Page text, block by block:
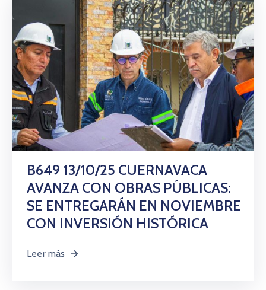
B649 13/10/25 CUERNAVACA
AVANZA CON OBRAS PÚBLICAS:
SE ENTREGARÁN EN NOVIEMBRE
CON INVERSIÓN HISTÓRICA
Leer más